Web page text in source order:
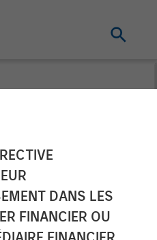
DANS LES
FINANCIER OU